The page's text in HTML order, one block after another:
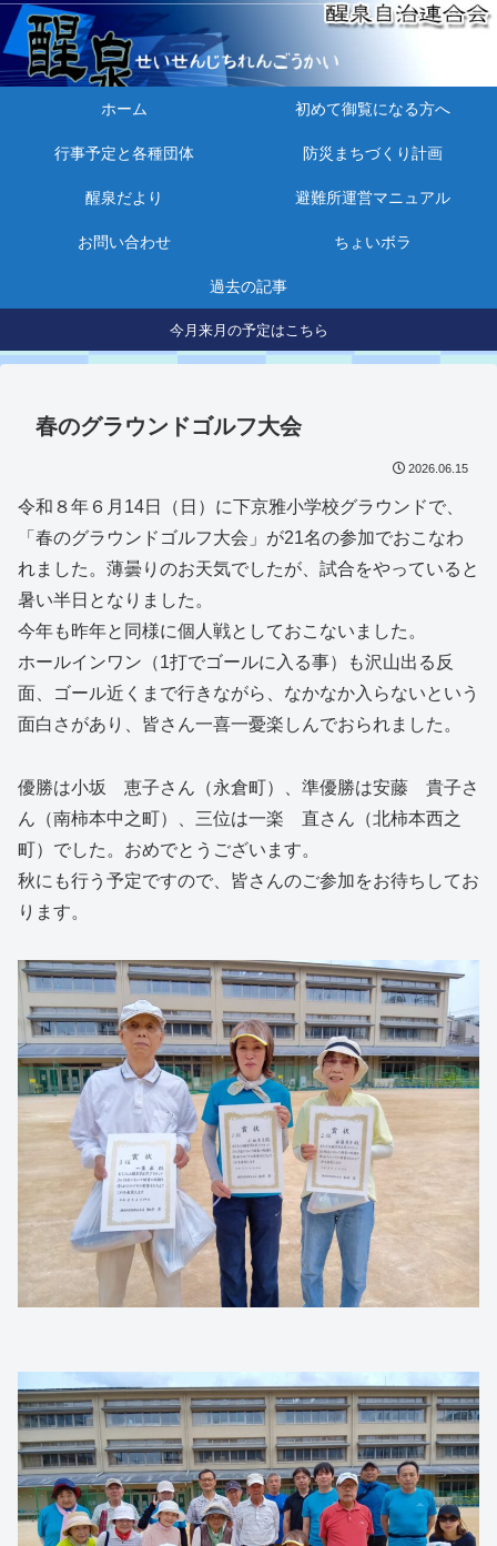
ホーム 初めて御覧になる方へ
行事予定と各種団体 防災まちづくり計画
醒泉だより 避難所運営マニュアル
お問い合わせ ちょいボラ
過去の記事
今月来月の予定はこちら
春のグラウンドゴルフ大会
2026.06.15
令和８年６月14日（日）に下京雅小学校グラウンドで、
「春のグラウンドゴルフ大会」が21名の参加でおこなわ
れました。薄曇りのお天気でしたが、試合をやっていると
暑い半日となりました。
今年も昨年と同様に個人戦としておこないました。
ホールインワン（1打でゴールに入る事）も沢山出る反
面、ゴール近くまで行きながら、なかなか入らないという
面白さがあり、皆さん一喜一憂楽しんでおられました。
優勝は小坂 恵子さん（永倉町）、準優勝は安藤 貴子さ
ん（南柿本中之町）、三位は一楽 直さん（北柿本西之
町）でした。おめでとうございます。
秋にも行う予定ですので、皆さんのご参加をお待ちしてお
ります。